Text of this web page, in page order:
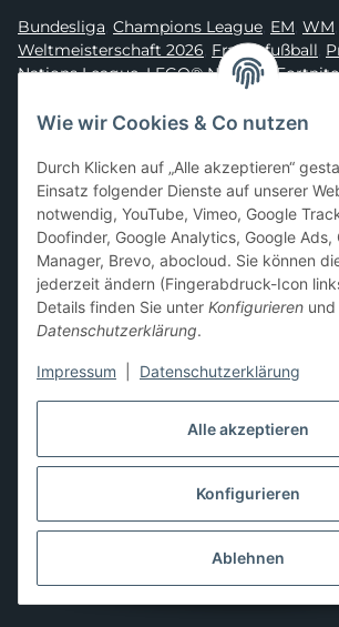
Bundesliga, Champions League, EM, WM,
Weltmeisterschaft 2026, Frauenfußball,
Nations League, LEGO® Ninjago Fortnite
Asterix
Sammelkarten-Zubehör &
Schutzprodukte
Card Sleeves, Penny Sleeves,
Magnetic Holder,
Deckboxen ,Playmats und
Vertrag widerrufen
* Alle Preise inkl. gesetzlicher USt.,
** Differenzbesteuerung gemäß §
Alle akzeptieren
Konfigurieren
Ablehnen
Wie wir Cookies & Co nutzen
Durch Klicken auf „Alle akzeptieren“
Einsatz folgender Dienste auf unserer
notwendig, YouTube, Vimeo, Google
Doofinder, Google Analytics, Google Ads,
Manager, Brevo, abocloud. Sie können
jederzeit ändern (Fingerabdruck-Icon
Details finden Sie unter Konfigurieren
Datenschutzerklärung.
Impressum Datenschutzerklärung